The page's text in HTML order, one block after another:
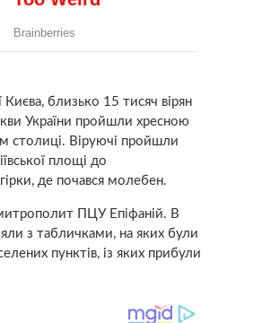
Києва, близько 15 тисяч вірян
України пройшли хресною
столиці. Віруючі пройшли
площі до
де почався молебен.
ПЦУ Епіфаній. В
з табличками, на яких були
пунктів, із яких прибули